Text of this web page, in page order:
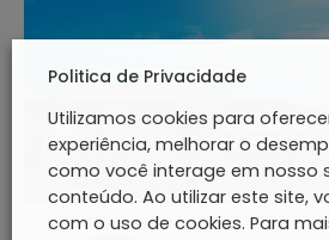
Politica de Privacidade
Utilizamos cookies para
experiência, melhorar o
como você interage em nosso
conteúdo. Ao utilizar este site,
com o uso de cookies. Para